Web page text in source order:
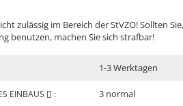
zulässig im Bereich der StVZO! Sollten
benutzen, machen Sie sich strafbar!
1-3 Werktagen
EINBAUS : 3 normal